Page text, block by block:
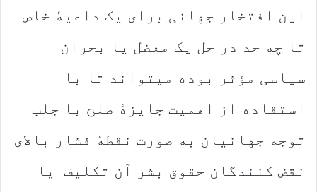
این افتخار جهانی برای یک داعیهٔ خاص
تا چه حد در حل یک معضل یا بحران
سیاسی مؤثر بوده میتواند تا با
استقاده از اهمیت جایزهٔ صلح با جلب
توجه جهانیان به صورت نقطهٔ فشار بالای
نقض کنندگان حقوق بشر آن تکلیف یا